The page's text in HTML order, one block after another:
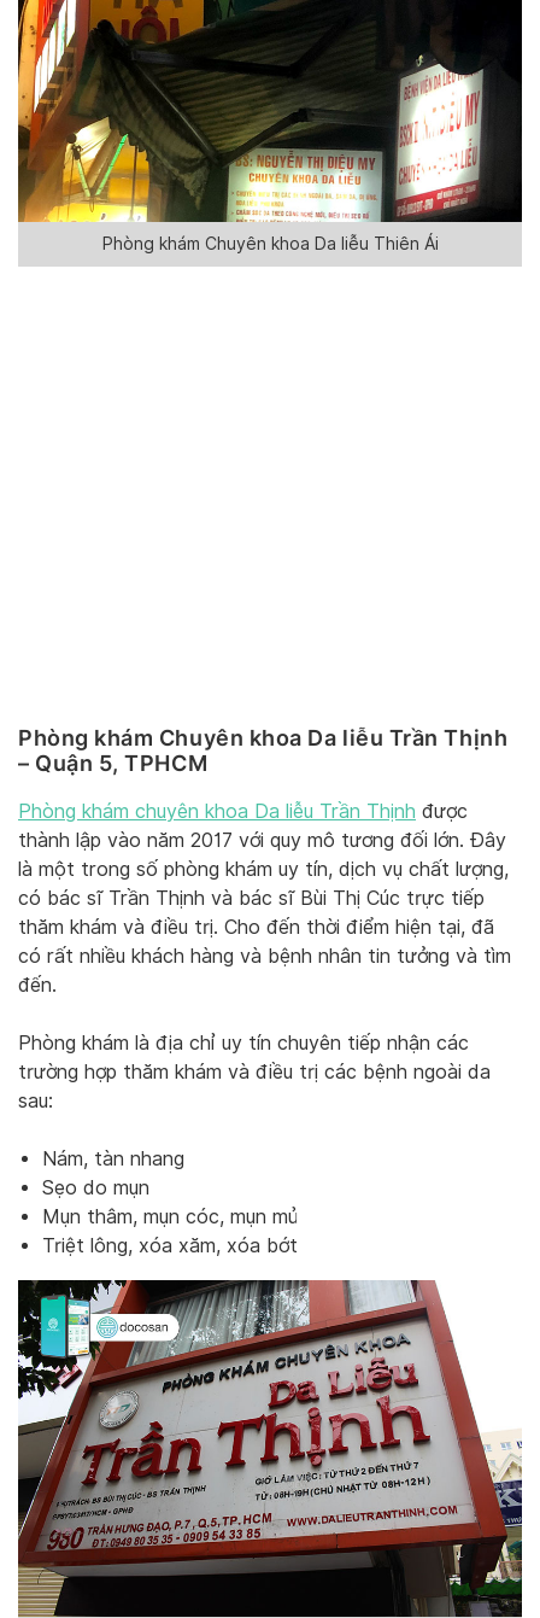
Phòng khám Chuyên khoa Da liễu Thiên Ái
Phòng khám Chuyên khoa Da liễu Trần Thịnh
– Quận 5, TPHCM
Phòng khám chuyên khoa Da liễu Trần Thịnh được
thành lập vào năm 2017 với quy mô tương đối lớn. Đây
là một trong số phòng khám uy tín, dịch vụ chất lượng,
có bác sĩ Trần Thịnh và bác sĩ Bùi Thị Cúc trực tiếp
thăm khám và điều trị. Cho đến thời điểm hiện tại, đã
có rất nhiều khách hàng và bệnh nhân tin tưởng và tìm
đến.
Phòng khám là địa chỉ uy tín chuyên tiếp nhận các
trường hợp thăm khám và điều trị các bệnh ngoài da
sau:
Nám, tàn nhang
Sẹo do mụn
Mụn thâm, mụn cóc, mụn mủ
Triệt lông, xóa xăm, xóa bớt